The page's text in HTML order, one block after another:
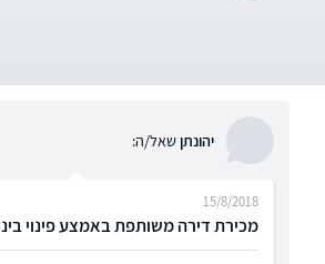
יהונתןשאל/ה:
מכירת דירה משותפת באמצע פינוי
15/8/2018